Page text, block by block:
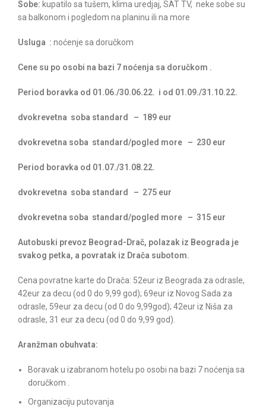
Sobe: kupatilo sa tušem, klima uredjaj, SAT TV, neke sobe su
sa balkonom i pogledom na planinu ili na more
Usluga : noćenje sa doručkom
Cene su po osobi na bazi 7 noćenja sa doručkom .
Period boravka od 01.06./30.06.22. i od 01.09./31.10.22.
dvokrevetna soba standard – 189 eur
dvokrevetna soba standard/pogled more – 230 eur
Period boravka od 01.07./31.08.22.
dvokrevetna soba standard – 275 eur
dvokrevetna soba standard/pogled more – 315 eur
Autobuski prevoz Beograd-Drač, polazak iz Beograda je
svakog petka, a povratak iz Drača subotom.
Cena povratne karte do Drača: 52eur iz Beograda za odrasle,
42eur za decu (od 0 do 9,99 god); 69eur iz Novog Sada za
odrasle, 59eur za decu (od 0 do 9,99god); 42eur iz Niša za
odrasle, 31 eur za decu (od 0 do 9,99 god).
Aranžman obuhvata:
Boravak u izabranom hotelu po osobi na bazi 7 noćenja sa
doručkom .
Organizaciju putovanja